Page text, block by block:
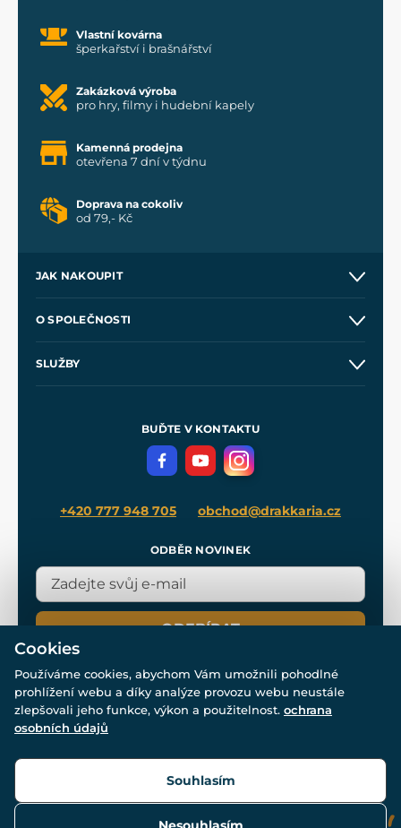
Vlastní kovárna
šperkařství i brašnářství
Zakázková výroba
pro hry, filmy i hudební kapely
Kamenná prodejna
otevřena 7 dní v týdnu
Doprava na cokoliv
od 79,- Kč
JAK NAKOUPIT
Velkoobchod
O SPOLEČNOSTI
SLUŽBY
Meče pro Kingdom Come
BUĎTE V KONTAKTU
+420 777 948 705 obchod@drakkaria.cz
ODBĚR NOVINEK
ODEBÍRAT
© Všechna práva vyhrazena. www.drakkaria.cz 2007-2026.
Cookies
Používáme cookies, abychom Vám umožnili pohodlné
prohlížení webu a díky analýze provozu webu neustále
zlepšovali jeho funkce, výkon a použitelnost. ochrana
osobních údajů
Souhlasím